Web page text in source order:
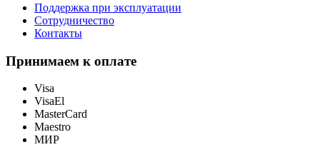
Поддержка при эксплуатации
Сотрудничество
Контакты
Принимаем к оплате
Visa
VisaEl
MasterCard
Maestro
МИР